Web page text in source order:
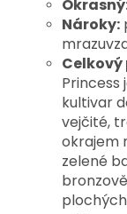
Nároky:
Celkový
Princess
kultivar
vejčité,
okrajem
zelené